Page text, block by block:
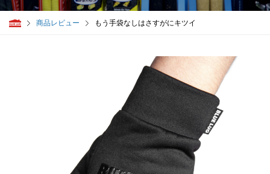
商品レビュー もう手袋なしはさすがにキツイ
STAFF
ミンミン ダンカン 大地
谷ファン サンタ 一周
トミー カリカリ サンバ